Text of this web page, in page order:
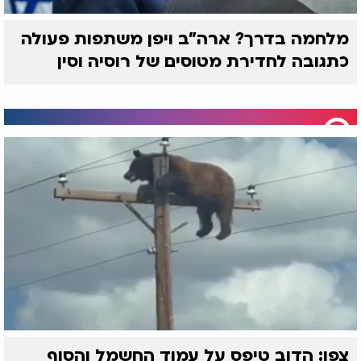
מלחמה בדרך? ארה"ב ויפן משתפות פעולה
כתגובה לחדירת מטוסים של רוסיה וסין
צפו: הדוב טיפס על עמוד החשמל והסוף